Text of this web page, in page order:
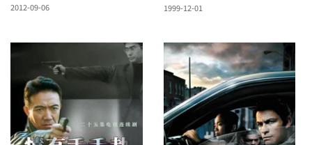
2012-09-06
1999-12-01